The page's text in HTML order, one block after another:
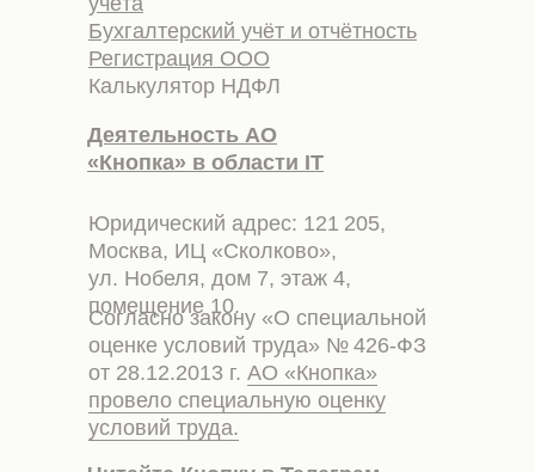
Бухгалтерский учёт и отчётность
Регистрация ООО
Калькулятор НДФЛ
Деятельность АО
«Кнопка» в области IT
Юридический адрес: 121 205,
Москва, ИЦ «Сколково»,
ул. Нобеля, дом 7, этаж 4,
помещение 10.
Согласно закону «О специальной
оценке условий труда» № 426-ФЗ
от 28.12.2013 г. АО «Кнопка»
провело специальную оценку
условий труда.